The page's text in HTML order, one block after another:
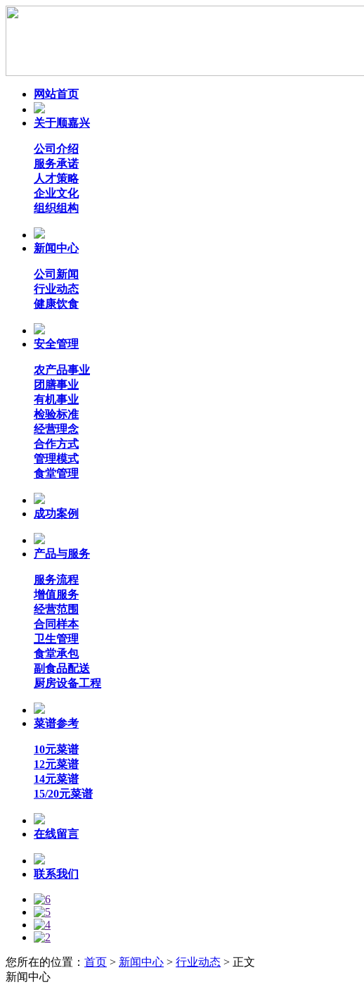
网站首页
关于顺嘉兴
公司介绍
服务承诺
人才策略
企业文化
组织组构
新闻中心
公司新闻
行业动态
健康饮食
安全管理
农产品事业
团膳事业
有机事业
检验标准
经营理念
合作方式
管理模式
食堂管理
成功案例
产品与服务
服务流程
增值服务
经营范围
合同样本
卫生管理
食堂承包
副食品配送
厨房设备工程
菜谱参考
10元菜谱
12元菜谱
14元菜谱
15/20元菜谱
在线留言
联系我们
您所在的位置： 首页 > 新闻中心 > 行业动态 > 正文
新闻中心